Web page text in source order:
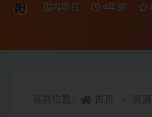
国内项目 4年前